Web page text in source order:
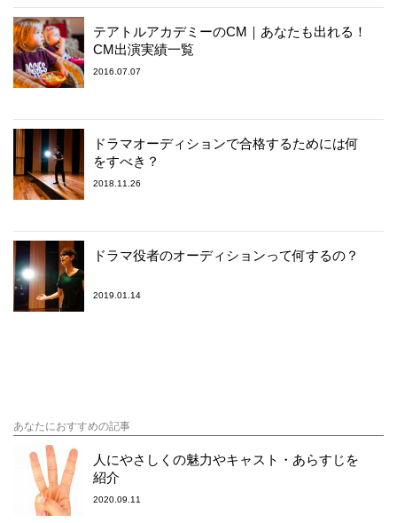
テアトルアカデミーのCM｜あなたも出れる！
CM出演実績一覧
2016.07.07
ドラマオーディションで合格するためには何
をすべき？
2018.11.26
ドラマ役者のオーディションって何するの？
2019.01.14
あなたにおすすめの記事
人にやさしくの魅力やキャスト・あらすじを
紹介
2020.09.11